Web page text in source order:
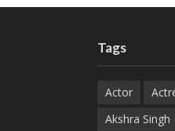
Tags
Actor
Akshra Singh